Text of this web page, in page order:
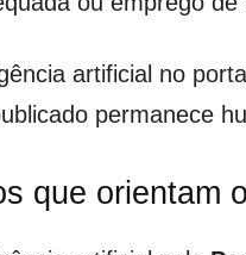
artificial no
permanece
que orientam